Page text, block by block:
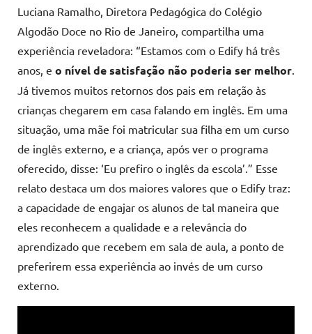
Luciana Ramalho, Diretora Pedagógica do Colégio
Algodão Doce no Rio de Janeiro, compartilha uma
experiência reveladora: “Estamos com o Edify há três
anos, e o nível de satisfação não poderia ser melhor
Já tivemos muitos retornos dos pais em relação às
crianças chegarem em casa falando em inglês. Em uma
situação, uma mãe foi matricular sua filha em um curso
de inglês externo, e a criança, após ver o programa
oferecido, disse: ‘Eu prefiro o inglês da escola’.” Esse
relato destaca um dos maiores valores que o Edify traz:
a capacidade de engajar os alunos de tal maneira que
eles reconhecem a qualidade e a relevância do
aprendizado que recebem em sala de aula, a ponto de
preferirem essa experiência ao invés de um curso
externo.